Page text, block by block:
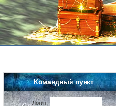
Командный пункт
Логин: